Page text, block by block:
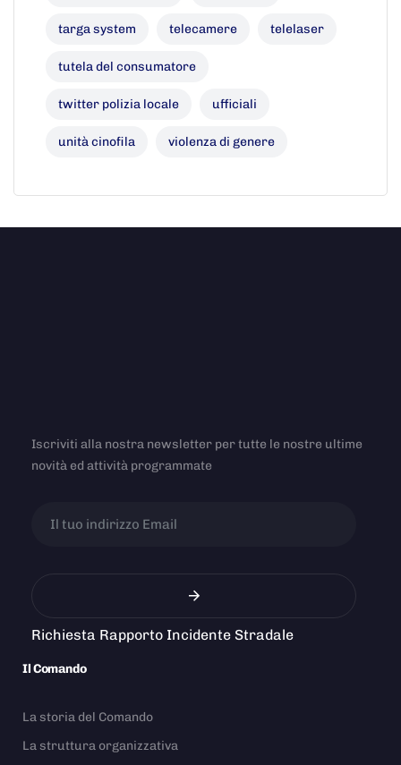
targa system telecamere telelaser
tutela del consumatore
twitter polizia locale ufficiali
unità cinofila violenza di genere
Iscriviti alla nostra newsletter per tutte le nostre ultime
novità ed attività programmate
Richiesta Rapporto Incidente Stradale
Il Comando
La storia del Comando
La struttura organizzativa